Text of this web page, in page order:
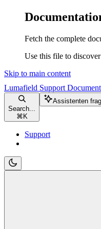
Fetch the complete
Use this file to
Skip to main content
Lumafield Support
Search...
⌘ K
Assistenten
Support